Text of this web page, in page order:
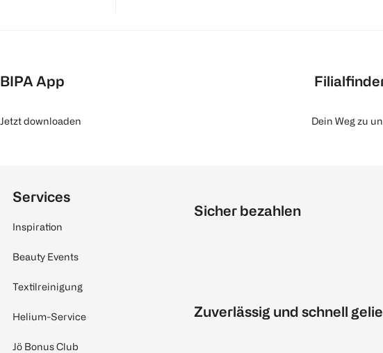
BIPA App
Jetzt downloaden Dein Weg zu
Services
Inspiration
Beauty Events
Textilreinigung
Helium-Service
Jö Bonus Club
Sicher bezahlen
Zuverlässig und schnell